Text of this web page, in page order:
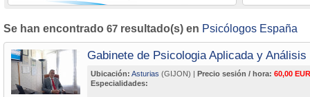
Se han encontrado 67 resultado(s) en Psicólogos España
Gabinete de Psicologia Aplicada y Análisis
Ubicación: Asturias (GIJON) | Precio sesión / hora: 60,00
Especialidades: